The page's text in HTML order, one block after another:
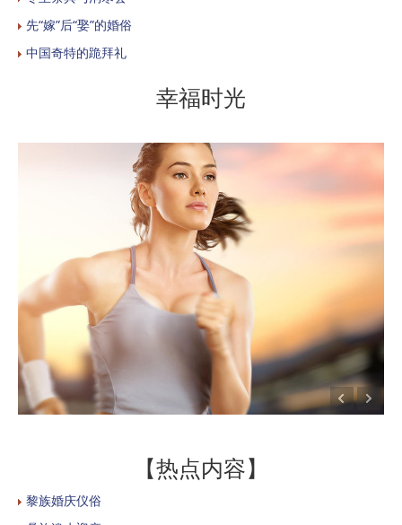
先“嫁”后“娶”的婚俗
中国奇特的跪拜礼
幸福时光
【热点内容】
黎族婚庆仪俗